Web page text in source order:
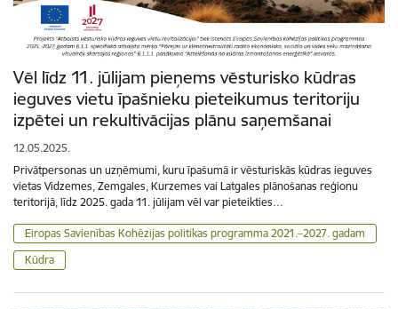
Vēl līdz 11. jūlijam pieņems vēsturisko kūdras
ieguves vietu īpašnieku pieteikumus teritoriju
izpētei un rekultivācijas plānu saņemšanai
12.05.2025.
Privātpersonas un uzņēmumi, kuru īpašumā ir vēsturiskās kūdras ieguves
vietas Vidzemes, Zemgales, Kurzemes vai Latgales plānošanas reģionu
teritorijā, līdz 2025. gada 11. jūlijam vēl var pieteikties…
Eiropas Savienības Kohēzijas politikas programma 2021.–2027. gadam
Kūdra